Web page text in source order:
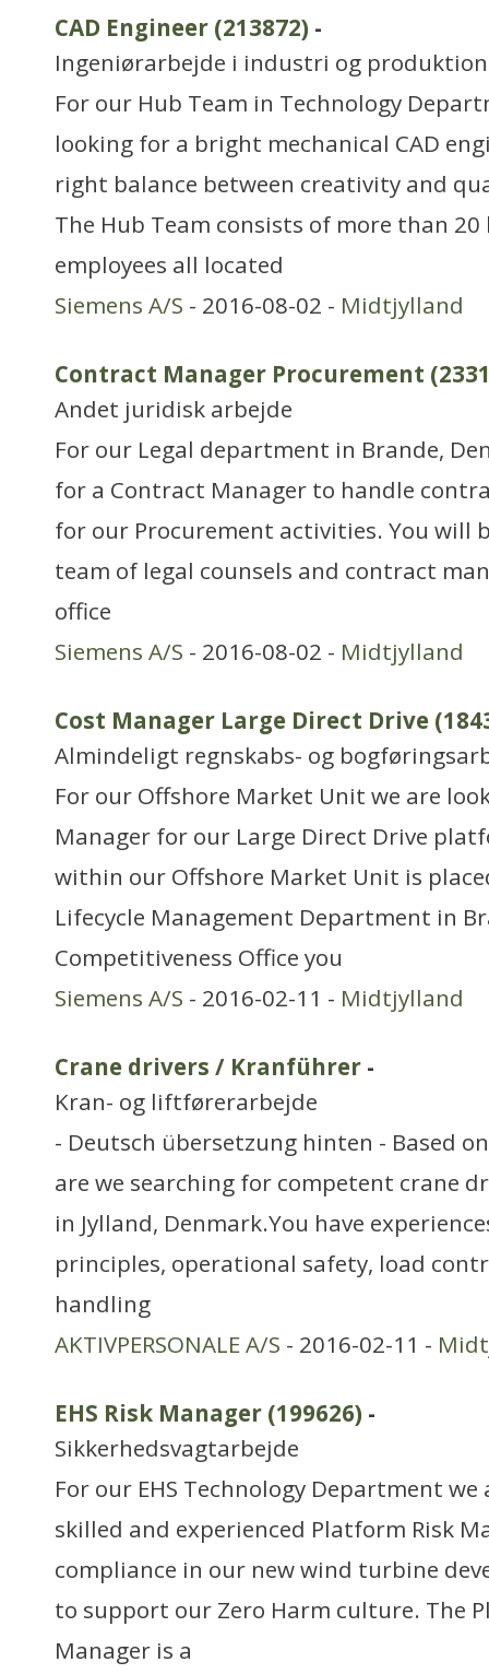
CAD Engineer (213872) -
Ingeniørarbejde i industri og produktion
For our Hub Team in Technology
looking for a bright mechanical CAD
right balance between creativity and
The Hub Team consists of more than
employees all located
Siemens A/S - 2016-08-02 - Midtjylland
Contract Manager Procurement
Andet juridisk arbejde
For our Legal department in Brande,
for a Contract Manager to handle
for our Procurement activities. You will
team of legal counsels and contract
office
Siemens A/S - 2016-08-02 - Midtjylland
Cost Manager Large Direct Drive
Almindeligt regnskabs- og
For our Offshore Market Unit we are
Manager for our Large Direct Drive
within our Offshore Market Unit is
Lifecycle Management Department in
Competitiveness Office you
Siemens A/S - 2016-02-11 - Midtjylland
Crane drivers / Kranführer -
Kran- og liftførerarbejde
- Deutsch übersetzung hinten - Based
are we searching for competent crane
in Jylland, Denmark.You have
principles, operational safety, load
handling
AKTIVPERSONALE A/S - 2016-02-11 -
EHS Risk Manager (199626) -
Sikkerhedsvagtarbejde
For our EHS Technology Department
skilled and experienced Platform Risk
compliance in our new wind turbine
to support our Zero Harm culture. The
Manager is a